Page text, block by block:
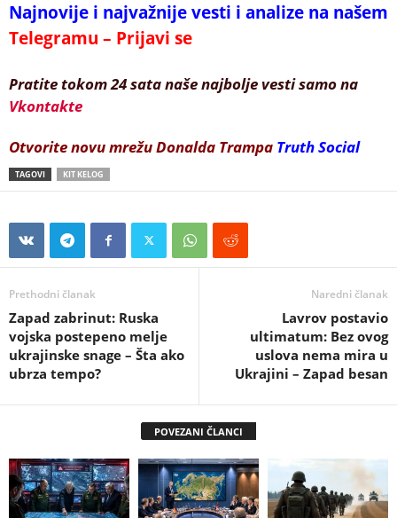
Najnovije i najvažnije vesti i analize na našem
Telegramu – Prijavi se
Pratite tokom 24 sata naše najbolje vesti samo na
Vkontakte
Otvorite novu mrežu Donalda Trampa Truth Social
TAGOVI KIT KELOG
Prethodni članak
Zapad zabrinut: Ruska
vojska postepeno melje
ukrajinske snage – Šta ako
ubrza tempo?
Naredni članak
Lavrov postavio
ultimatum: Bez ovog
uslova nema mira u
Ukrajini – Zapad besan
POVEZANI ČLANCI